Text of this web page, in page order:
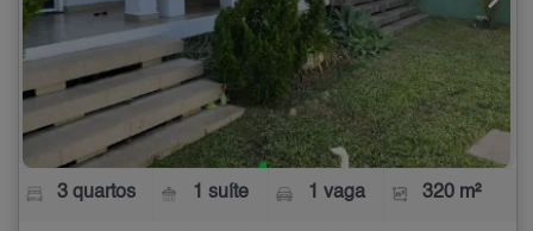
3 quartos 1 suíte 1 vaga 320 m²